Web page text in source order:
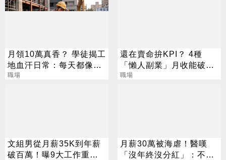
月領10萬真香？ 學徒揭工
地血汗日常：每天都像透
支生命
職場
還在賣命拚KPI？ 4種
「懶人副業」月收能破6
萬
職場
文組男從月薪35K到年薪
破百萬！曝9大工作重
月薪30萬被海虐！醫嘆
「沒年終沒分紅」：不如